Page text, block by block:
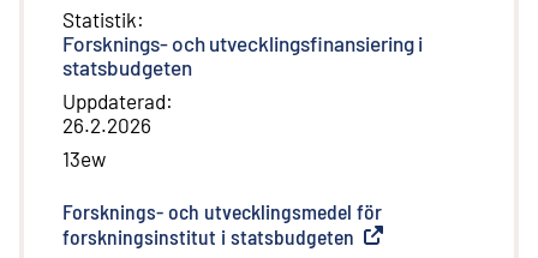
Statistik:
Forsknings- och utvecklingsfinansiering i
statsbudgeten
Uppdaterad:
26.2.2026
13ew
Forsknings- och utvecklingsmedel för
forskningsinstitut i statsbudgeten Extern länk